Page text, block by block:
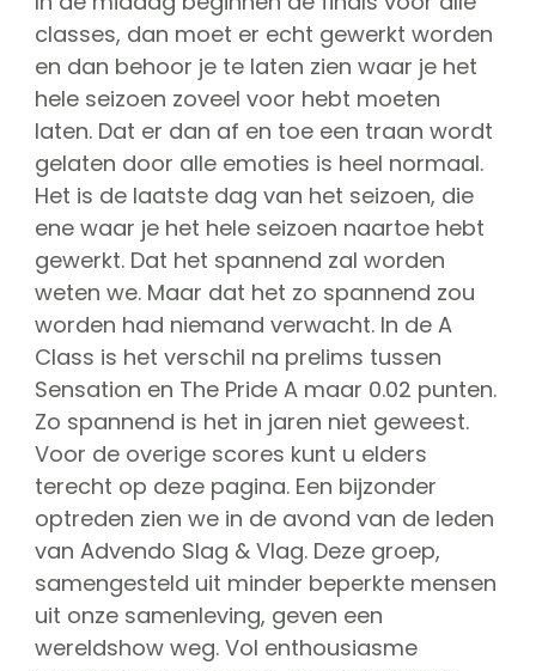
classes, dan moet er echt gewerkt worden
en dan behoor je te laten zien waar je het
hele seizoen zoveel voor hebt moeten
laten. Dat er dan af en toe een traan wordt
gelaten door alle emoties is heel normaal.
Het is de laatste dag van het seizoen, die
ene waar je het hele seizoen naartoe hebt
gewerkt. Dat het spannend zal worden
weten we. Maar dat het zo spannend zou
worden had niemand verwacht. In de A
Class is het verschil na prelims tussen
Sensation en The Pride A maar 0.02 punten.
Zo spannend is het in jaren niet geweest.
Voor de overige scores kunt u elders
terecht op deze pagina. Een bijzonder
optreden zien we in de avond van de leden
van Advendo Slag & Vlag. Deze groep,
samengesteld uit minder beperkte mensen
uit onze samenleving, geven een
wereldshow weg. Vol enthousiasme